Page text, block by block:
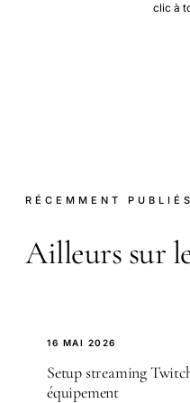
clic à
RÉCEMMENT PUBLIÉS
Ailleurs sur
16 MAI 2026
Setup streaming
équipement